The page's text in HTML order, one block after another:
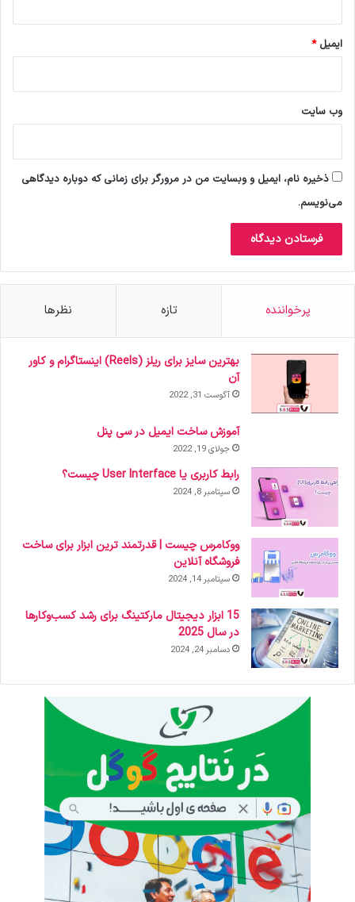
ایمیل*
وب‌ سایت
ذخیره نام، ایمیل و وبسایت من در مرورگر برای زمانی که دوباره دیدگاهی
می‌نویسم.
پرخواننده تازه نظرها
بهترین سایز برای ریلز (Reels) اینستاگرام و کاور
آن
آگوست 31, 2022
آموزش ساخت ایمیل در سی پنل
جولای 19, 2022
رابط کاربری یا User Interface چیست؟
سپتامبر 8, 2024
ووکامرس چیست | قدرتمند ترین ابزار برای ساخت
فروشگاه آنلاین
سپتامبر 14, 2024
15 ابزار دیجیتال مارکتینگ برای رشد کسب‌وکارها
در سال 2025
دسامبر 24, 2024